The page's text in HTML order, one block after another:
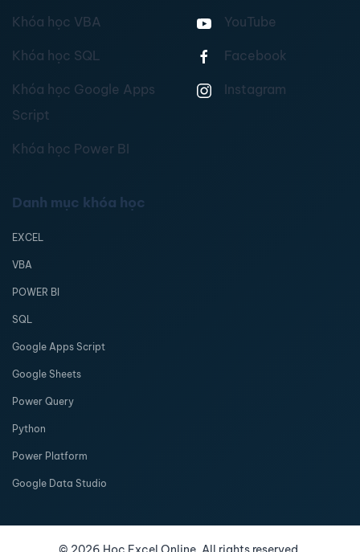
Khóa học VBA
Khóa học SQL
Khóa học Google Apps
Script
Khóa học Power BI
YouTube
Facebook
Instagram
Danh mục khóa học
EXCEL
VBA
POWER BI
SQL
Google Apps Script
Google Sheets
Power Query
Python
Power Platform
Google Data Studio